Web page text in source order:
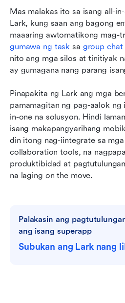
Mas malakas ito sa isang all-
Lark, kung saan ang bagong
gumawa ng task sa group chat
nito ang mga silos at tinitiyak
ay gumagana nang parang
Pinapakita ng Lark ang mga
pamamagitan ng pag-aalok
in-one na solusyon. Hindi
isang makapangyarihang
din itong nag-iintegrate sa
collaboration tools, na
produktibidad at
na laging on the move.
Palakasin ang
ang isang superapp
Subukan ang Lark nang